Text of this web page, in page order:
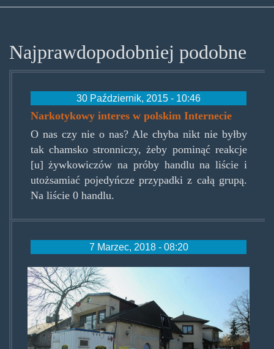
Najprawdopodobniej podobne
30 Październik, 2015 - 10:46
Narkotykowy interes w polskim Internecie
O nas czy nie o nas? Ale chyba nikt nie byłby
tak chamsko stronniczy, żeby pominąć reakcje
[u] żywkowiczów na próby handlu na liście i
utożsamiać pojedyńcze przypadki z całą grupą.
Na liście 0 handlu.
7 Marzec, 2018 - 08:20
bazaoperacyjnasm.jpg